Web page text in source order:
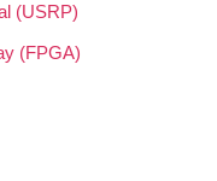
(USRP)
(FPGA)